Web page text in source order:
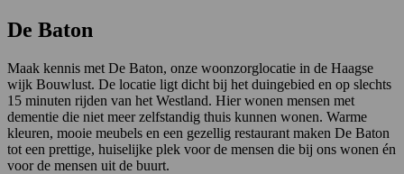
De Baton
Maak kennis met De Baton, onze woonzorglocatie in de Haagse
wijk Bouwlust. De locatie ligt dicht bij het duingebied en op slechts
15 minuten rijden van het Westland. Hier wonen mensen met
dementie die niet meer zelfstandig thuis kunnen wonen. Warme
kleuren, mooie meubels en een gezellig restaurant maken De Baton
tot een prettige, huiselijke plek voor de mensen die bij ons wonen én
voor de mensen uit de buurt.